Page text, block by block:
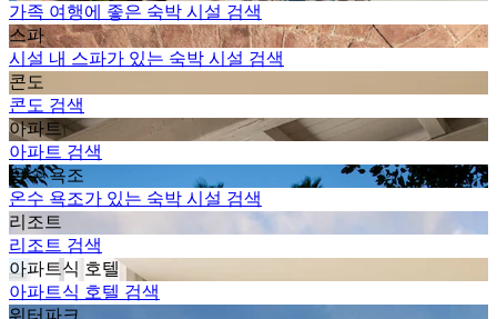
가족 여행에 좋은 숙박 시설 검색
스파
시설 내 스파가 있는 숙박 시설 검색
콘도
콘도 검색
아파트
아파트 검색
온수 욕조
온수 욕조가 있는 숙박 시설 검색
리조트
리조트 검색
아파트식 호텔
아파트식 호텔 검색